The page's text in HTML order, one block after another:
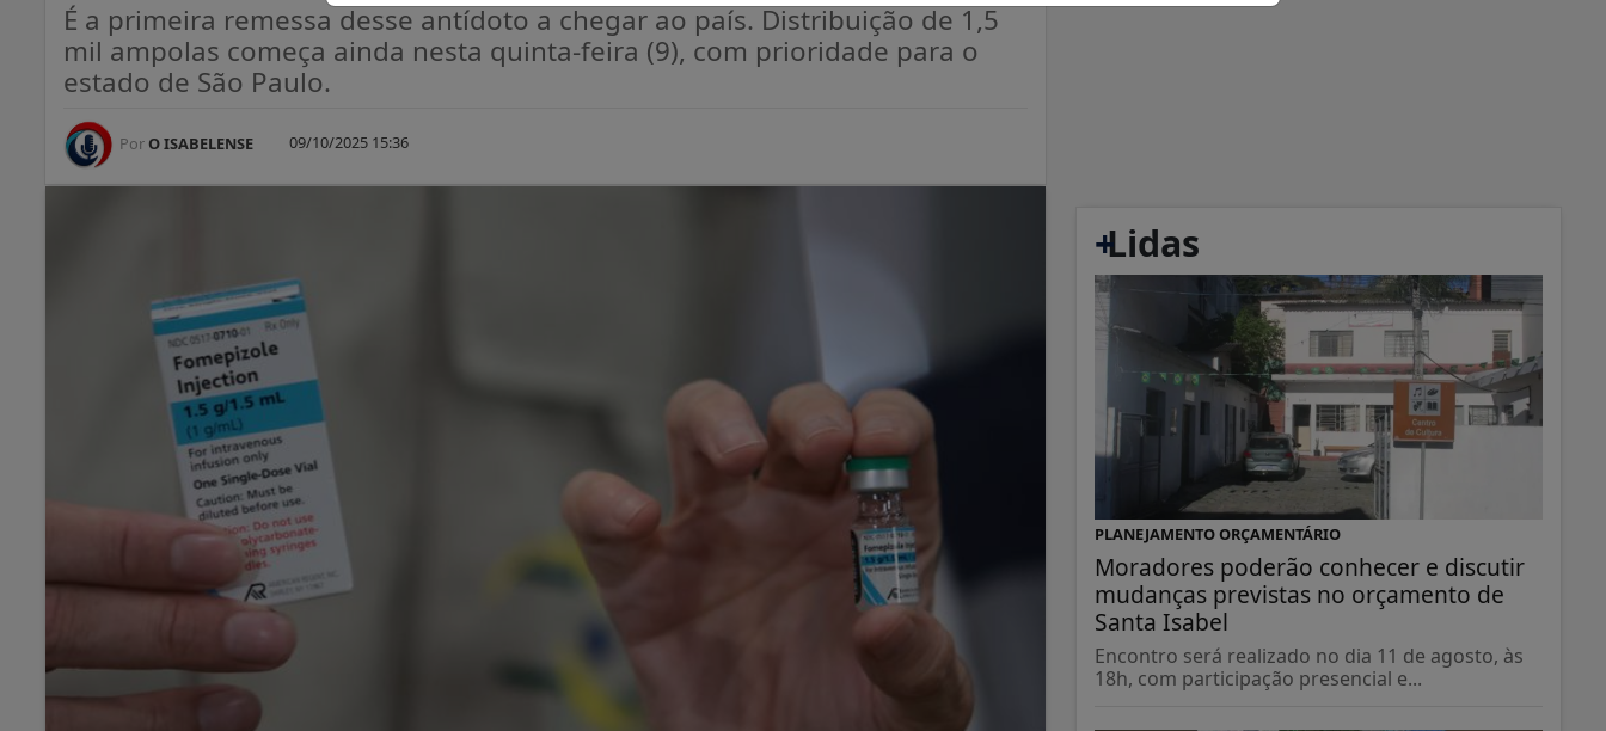
É a primeira remessa desse antídoto a chegar ao país. Distribuição de 1,5
mil ampolas começa ainda nesta quinta-feira (9), com prioridade para o
estado de São Paulo.
Por O ISABELENSE 09/10/2025 15:36
+
Lidas
PLANEJAMENTO ORÇAMENTÁRIO
Moradores poderão conhecer e discutir
mudanças previstas no orçamento de
Santa Isabel
Encontro será realizado no dia 11 de agosto, às
18h, com participação presencial e...